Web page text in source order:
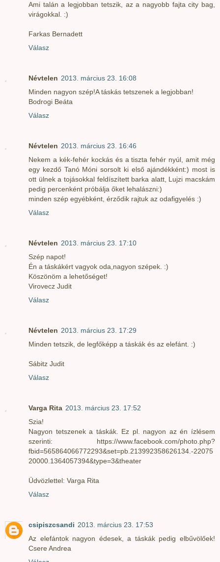
Ami talán a legjobban tetszik, az a nagyobb fajta city bag,
virágokkal. :)
Farkas Bernadett
Válasz
Névtelen 2013. március 23. 16:08
Minden nagyon szép!A táskás tetszenek a legjobban!
Bodrogi Beáta
Válasz
Névtelen 2013. március 23. 16:46
Nekem a kék-fehér kockás és a tiszta fehér nyúl, amit még
egy kezdő Tanó Móni sorsolt ki első ajándékként:) most is
ott ülnek a tojásokkal feldíszített barka alatt, Lujzi macskám
pedig percenként próbálja őket lehalászni:)
minden szép egyébként, érződik rajtuk az odafigyelés :)
Válasz
Névtelen 2013. március 23. 17:10
Szép napot!
Én a táskákért vagyok oda,nagyon szépek. :)
Köszönöm a lehetőséget!
Virovecz Judit
Válasz
Névtelen 2013. március 23. 17:29
Minden tetszik, de legfőképp a táskák és az elefánt. :)
Sábitz Judit
Válasz
Varga Rita 2013. március 23. 17:52
Szia!
Nagyon tetszenek a táskák. Ez pl. nagyon az én ízlésem
szerinti: https://www.facebook.com/photo.php?
fbid=565864066772293&set=pb.213992358626134.-22075
20000.1364057394&type=3&theater
Üdvözlettel: Varga Rita
Válasz
csipiszcsandi 2013. március 23. 17:53
Az elefántok nagyon édesek, a táskák pedig elbűvölőek!
Csere Andrea